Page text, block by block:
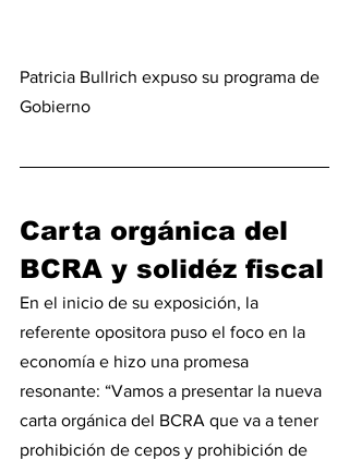
Patricia Bullrich expuso su programa de
Gobierno
Carta orgánica del
BCRA y solidéz fiscal
En el inicio de su exposición, la
referente opositora puso el foco en la
economía e hizo una promesa
resonante: “Vamos a presentar la nueva
carta orgánica del BCRA que va a tener
prohibición de cepos y prohibición de